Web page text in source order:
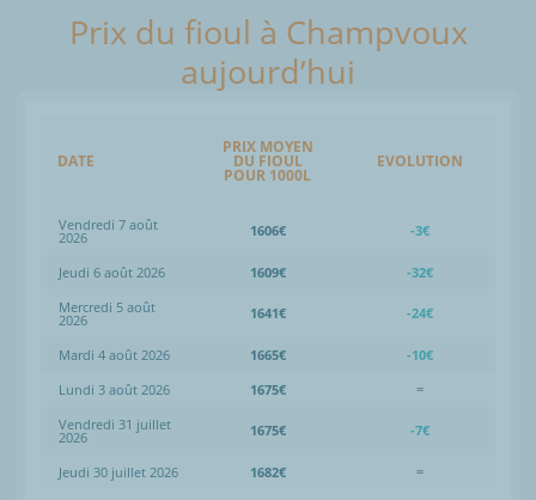
Prix du fioul à Champvoux
aujourd’hui
DATE
PRIX MOYEN
DU FIOUL
POUR 1000L
EVOLUTION
Vendredi 7 août
2026 1606€ -3€
Jeudi 6 août 2026 1609€
-32€
Mercredi 5 août
2026 1641€ -24€
Mardi 4 août 2026 1665€
-10€
Lundi 3 août 2026
1675€
=
Vendredi 31 juillet
2026 1675€ -7€
Jeudi 30 juillet 2026 1682€ =